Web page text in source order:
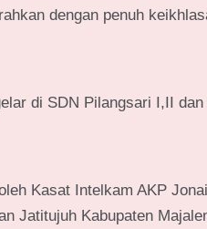
dengan penuh
di SDN Pilangsari I,II dan
Kasat Intelkam AKP
Jatitujuh Kabupaten